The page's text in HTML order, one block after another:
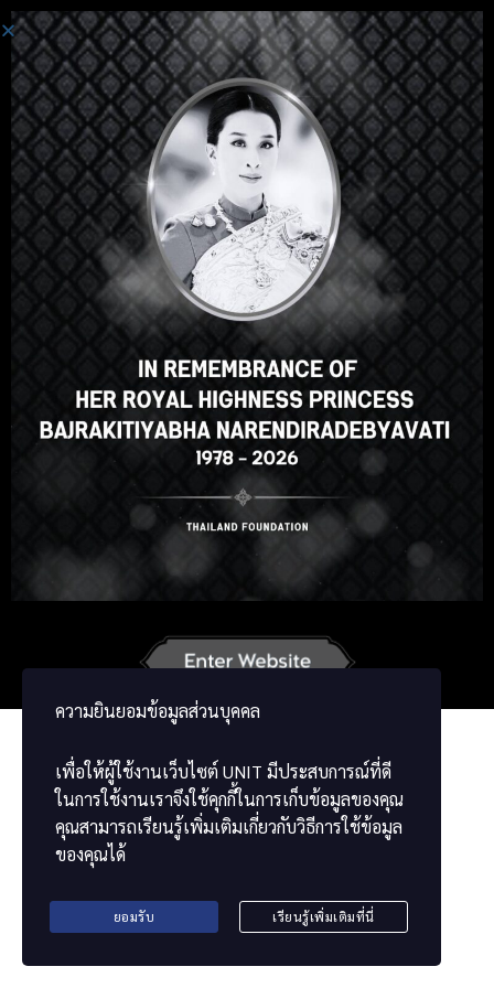
Login
Hey there, great course, right?
Do you like this course?
ENROLL COURSE
ความยินยอมข้อมูลส่วนบุคคล
เพื่อให้ผู้ใช้งานเว็บไซต์ UNIT มีประสบการณ์ที่ดี
ในการใช้งานเราจึงใช้คุกกี้ในการเก็บข้อมูลของคุณ
คุณสามารถเรียนรู้เพิ่มเติมเกี่ยวกับวิธีการใช้ข้อมูล
ของคุณได้
ยอมรับ เรียนรู้เพิ่มเติมที่นี่
Select your language
ภาษาไทย Russian
Japanese German
Chinese
ខ្មែរ